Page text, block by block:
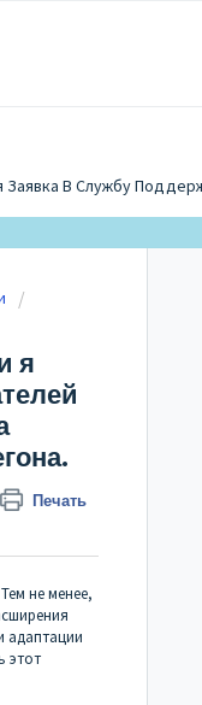
Заявка В Службу
я
Печать
не менее,
адаптации
этот